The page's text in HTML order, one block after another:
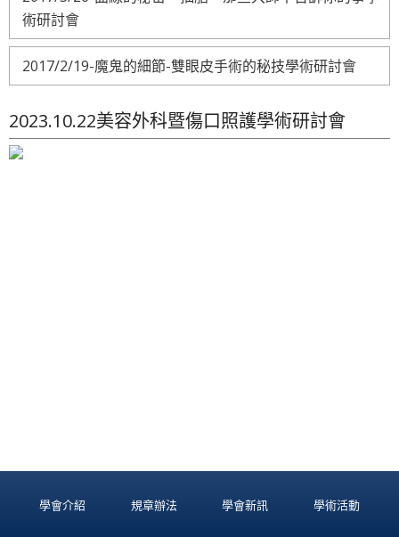
術研討會
2017/2/19-魔鬼的細節-雙眼皮手術的秘技學術研討會
2023.10.22美容外科暨傷口照護學術研討會
學會介紹 規章辦法 學會新訊 學術活動